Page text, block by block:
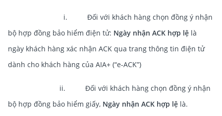
i. Đối với khách hàng chọn đồng ý nhận
bộ hợp đồng bảo hiểm điện tử: Ngày nhận ACK hợp lệ là
ngày khách hàng xác nhận ACK qua trang thông tin điện tử
dành cho khách hàng của AIA+ (“e-ACK”)
ii. Đối với khách hàng chọn đồng ý nhận
bộ hợp đồng bảo hiểm giấy, Ngày nhận ACK hợp lệ là.